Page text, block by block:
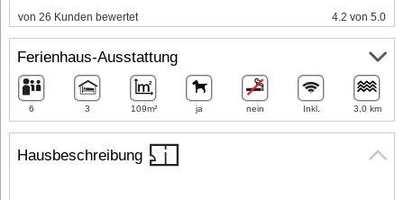
Hausbeschreibung
von 26 Kunden bewertet 4.2 von 5.0
Ferienhaus-Ausstattung
6 3 109m² ja nein Inkl. 3,0 km